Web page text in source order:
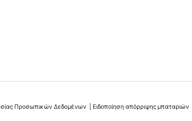
Προσωπικών Δεδομένων Ειδοποίηση απόρριψης μπαταριών